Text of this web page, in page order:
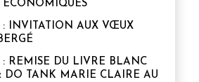
ÉCONOMIQUES
: INVITATION AUX VŒUX
REMISE DU LIVRE BLANC
DO TANK MARIE CLAIRE AU